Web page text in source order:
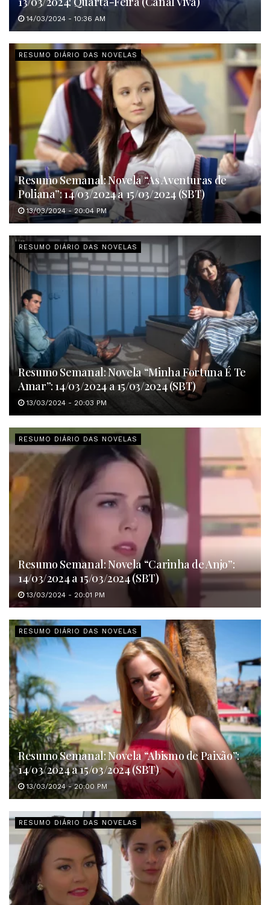
14/03/2024 - 10:36 AM
RESUMO DIÁRIO DAS NOVELAS
Resumo Semanal: Novela “As Aventuras de
Poliana”: 14/03/2024 a 15/03/2024 (SBT)
13/03/2024 - 20:04 PM
RESUMO DIÁRIO DAS NOVELAS
Resumo Semanal: Novela “Minha Fortuna É Te
Amar”: 14/03/2024 a 15/03/2024 (SBT)
13/03/2024 - 20:03 PM
RESUMO DIÁRIO DAS NOVELAS
Resumo Semanal: Novela “Carinha de Anjo”:
14/03/2024 a 15/03/2024 (SBT)
13/03/2024 - 20:01 PM
RESUMO DIÁRIO DAS NOVELAS
Resumo Semanal: Novela “Abismo de Paixão”:
14/03/2024 a 15/03/2024 (SBT)
13/03/2024 - 20:00 PM
RESUMO DIÁRIO DAS NOVELAS